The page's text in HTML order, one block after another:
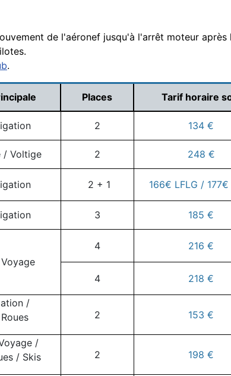
de l'aéronef jusqu'à l'arrêt moteur après
.
Places Tarif horaire
2 134 €
/ Voltige 2 248 €
2 + 1 166€ LFLG / 177€
3 185 €
4 216 €
4 218 €
/
2 153 €
/
/ Skis
2 198 €